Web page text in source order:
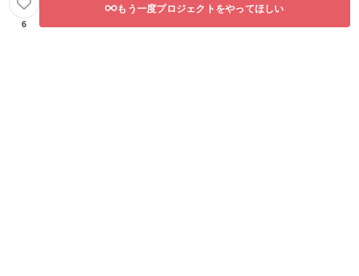
6
もう一度プロジェクトをやってほしい